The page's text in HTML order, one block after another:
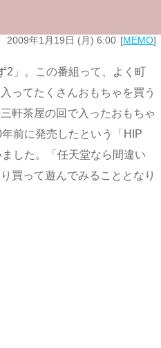
2009年1月19日 (月) 6:00 MEMO
2」。この番組って、よく町
ってたくさんおもちゃを買う
軒茶屋の回で入ったおもちゃ
前に発売したという「HIP
した。「任天堂なら間違い
買って遊んでみることとなり